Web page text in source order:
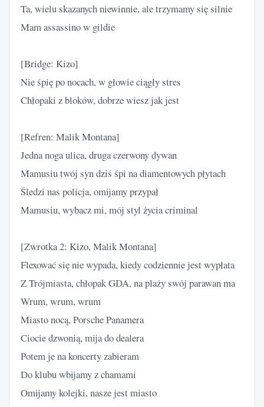
Ta, wielu skazanych niewinnie, ale trzymamy się silnie
Mam assassino w gildie
[Bridge: Kizo]
Nie śpię po nocach, w głowie ciągły stres
Chłopaki z bloków, dobrze wiesz jak jest
[Refren: Malik Montana]
Jedna noga ulica, druga czerwony dywan
Mamusiu twój syn dziś śpi na diamentowych płytach
Śledzi nas policja, omijamy przypał
Mamusiu, wybacz mi, mój styl życia criminal
[Zwrotka 2: Kizo, Malik Montana]
Flexować się nie wypada, kiedy codziennie jest wypłata
Z Trójmiasta, chłopak GDA, na plaży swój parawan ma
Wrum, wrum, wrum
Miasto nocą, Porsche Panamera
Ciocie dzwonią, mija do dealera
Potem je na koncerty zabieram
Do klubu wbijamy z chamami
Omijamy kolejki, nasze jest miasto